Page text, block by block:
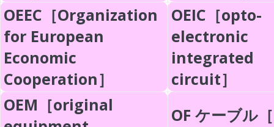
OEEC［Organization
for European
Economic
Cooperation］
OEIC［opto-
electronic
integrated
circuit］
OEM［original
OF ケーブル